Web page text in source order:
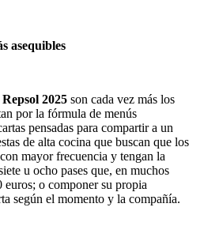
asequibles
2025 son cada vez más los
por la fórmula de menús
pensadas para compartir a un
de alta cocina que buscan que los
mayor frecuencia y tengan la
u ocho pases que, en muchos
euros; o componer su propia
según el momento y la compañía.